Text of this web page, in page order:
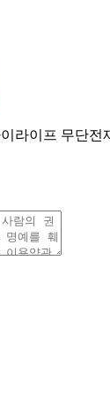
라이프 무단전